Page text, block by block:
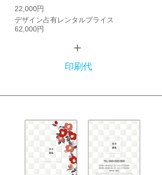
22,000円
デザイン占有レンタルプライス
62,000円
＋
印刷代